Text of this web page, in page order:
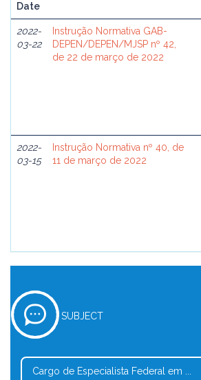
Date
2022-
03-22
Instrução Normativa GAB-
DEPEN/DEPEN/MJSP nº 42,
de 22 de março de 2022
2022-
03-15
Instrução Normativa nº 40, de
11 de março de 2022
SUBJECT
Cargo de Especialista Federal em ...